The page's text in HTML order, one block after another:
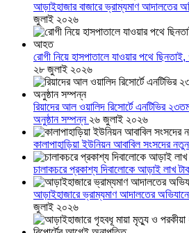
আড়াইহাজার বাজারে ভ্রাম্যমাণ আদালতের
জুলাই ২০২৬
রোগী নিয়ে হাসপাতালে যাওয়ার পথে
২৮ জুলাই ২০২৬
রিয়াদের আল ওয়ালিদ রিসোর্টে এনটিভির
অনুষ্ঠান সম্পন্ন ২৬ জুলাই ২০২৬
কালাপাহাড়িয়া ইউনিয়ন আবাবিল সংসদের
চালাকচরে প্রকাশ্য দিবালোকে আড়াই লাখ
আড়াইহাজারে ভ্রাম্যমাণ আদালতের
জুলাই ২০২৬